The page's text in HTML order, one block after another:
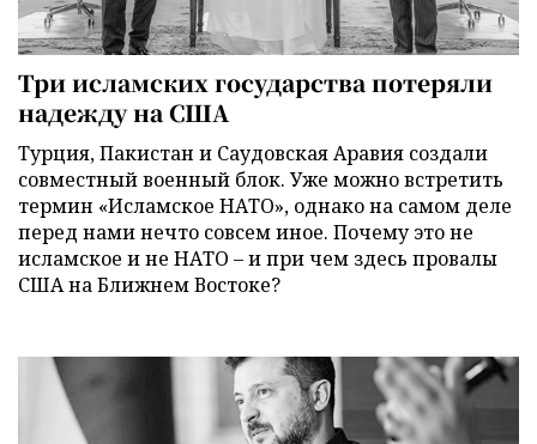
Три исламских государства потеряли
надежду на США
Турция, Пакистан и Саудовская Аравия создали
совместный военный блок. Уже можно встретить
термин «Исламское НАТО», однако на самом деле
перед нами нечто совсем иное. Почему это не
исламское и не НАТО – и при чем здесь провалы
США на Ближнем Востоке?